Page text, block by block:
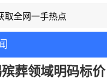
取全网一手热点
葬领域明码标价